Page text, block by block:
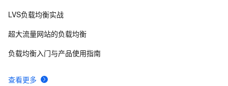
10统一观测丨使用 Prometheus 监控云原生网关，我们该关
查看更多
LVS负载均衡实战
超大流量网站的负载均衡
负载均衡入门与产品使用指南